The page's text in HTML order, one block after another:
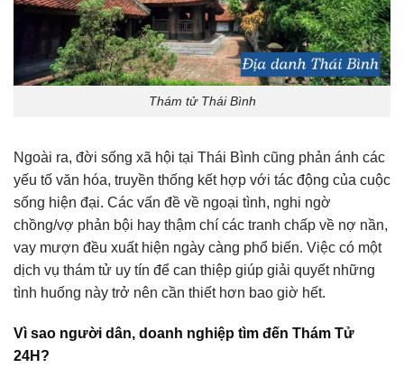
Thám tử Thái Bình
Ngoài ra, đời sống xã hội tại Thái Bình cũng phản ánh các
yếu tố văn hóa, truyền thống kết hợp với tác động của cuộc
sống hiện đại. Các vấn đề về ngoại tình, nghi ngờ
chồng/vợ phản bội hay thậm chí các tranh chấp về nợ nần,
vay mượn đều xuất hiện ngày càng phổ biến. Việc có một
dịch vụ thám tử uy tín để can thiệp giúp giải quyết những
tình huống này trở nên cần thiết hơn bao giờ hết.
Vì sao người dân, doanh nghiệp tìm đến Thám Tử
24H?